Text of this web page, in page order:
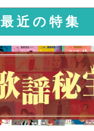
最近の特集